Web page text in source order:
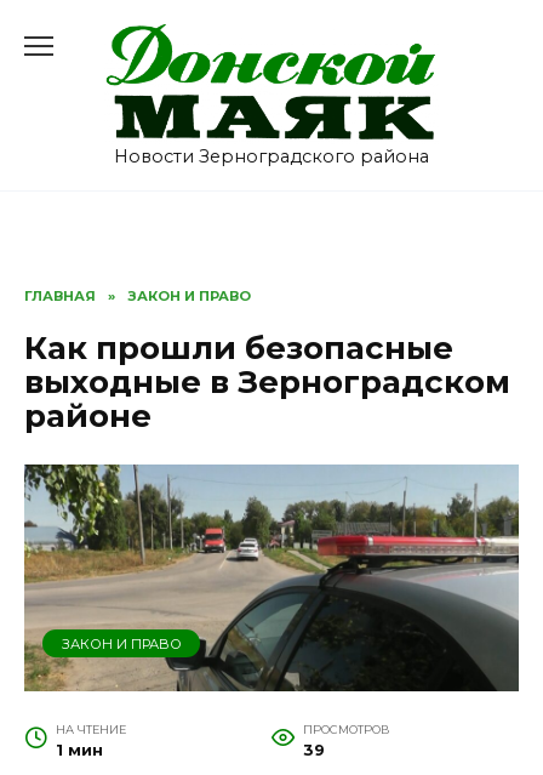
содержанию
Новости Зерноградского района
ГЛАВНАЯ » ЗАКОН И ПРАВО
Как прошли безопасные
выходные в Зерноградском
районе
ЗАКОН И ПРАВО
НА ЧТЕНИЕ
1 мин
ПРОСМОТРОВ
39